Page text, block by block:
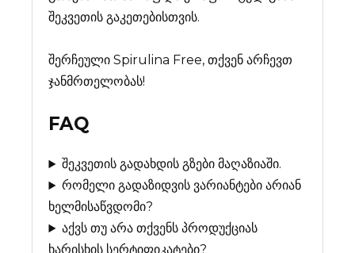
შეკვეთის გაკეთებისთვის.
შერჩეული Spirulina Free, თქვენ არჩევთ
ჯანმრთელობას!
FAQ
შეკვეთის გადახდის გზები მაღაზიაში.
რომელი გადაზიდვის ვარიანტები არიან
ხელმისაწვდომი?
აქვს თუ არა თქვენს პროდუქციას
ხარისხის სერტიფიკატები?